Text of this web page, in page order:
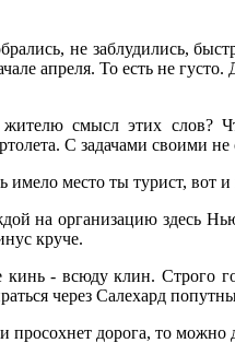
не заблудились,
апреля. То есть не
жителю смысл этих
С задачами своими
место ты турист, вот
на организацию
круче.
- всюду клин. Строго
через Салехард
дорога, то можно